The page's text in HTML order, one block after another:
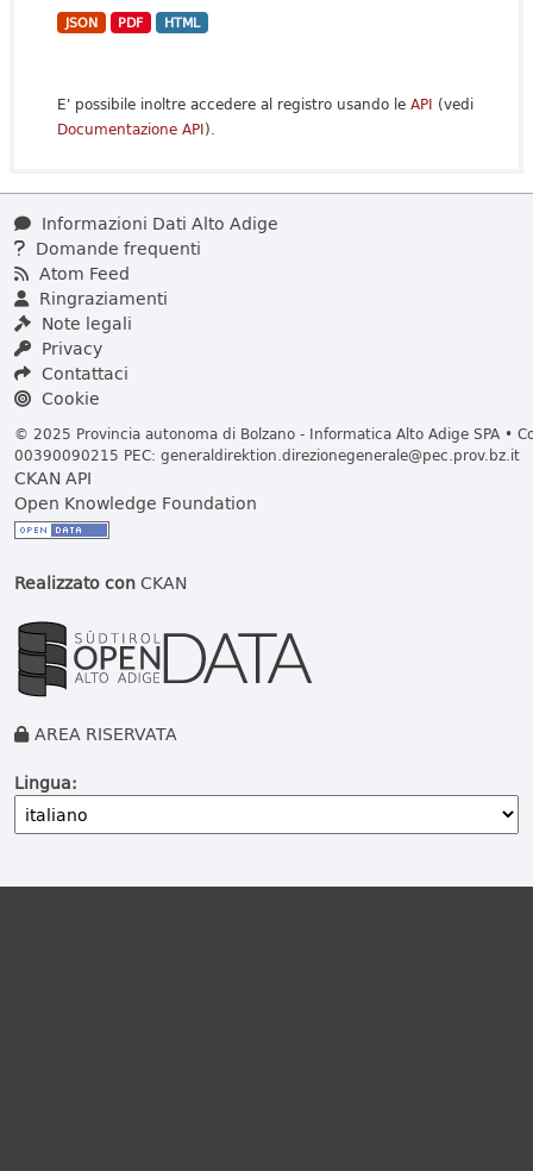
JSON PDF HTML
E' possibile inoltre accedere al registro usando le API (vedi
Documentazione API).
Informazioni Dati Alto Adige
Domande frequenti
Atom Feed
Ringraziamenti
Note legali
Privacy
Contattaci
Cookie
© 2025 Provincia autonoma di Bolzano - Informatica Alto Adige SPA •
00390090215 PEC: generaldirektion.direzionegenerale@pec.prov.bz.it
CKAN API
Open Knowledge Foundation
Realizzato conCKAN
AREA RISERVATA
Lingua